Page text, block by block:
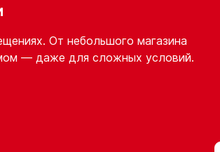
От небольшого магазина
— даже для сложных условий.